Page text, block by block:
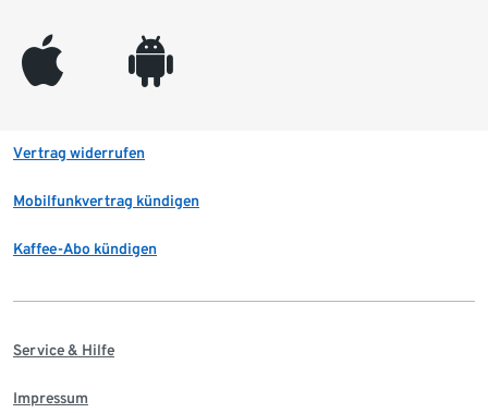
appleinc android
Vertrag widerrufen
Mobilfunkvertrag kündigen
Kaffee-Abo kündigen
Service & Hilfe
Impressum